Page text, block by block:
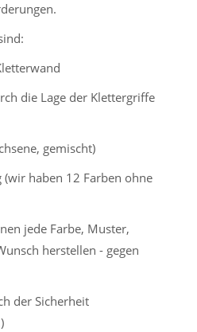
die Lage der Klettergriffe
gemischt)
haben 12 Farben ohne
jede Farbe, Muster,
herstellen - gegen
der Sicherheit